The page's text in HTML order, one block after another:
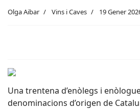
Olga Aibar Vins i Caves 19 Gener
Una trentena d’enòlegs i
denominacions d’origen de